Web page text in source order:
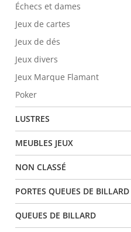
Échecs et dames
Jeux de cartes
Jeux de dés
Jeux divers
Jeux Marque Flamant
Poker
LUSTRES
MEUBLES JEUX
NON CLASSÉ
PORTES QUEUES DE BILLARD
QUEUES DE BILLARD